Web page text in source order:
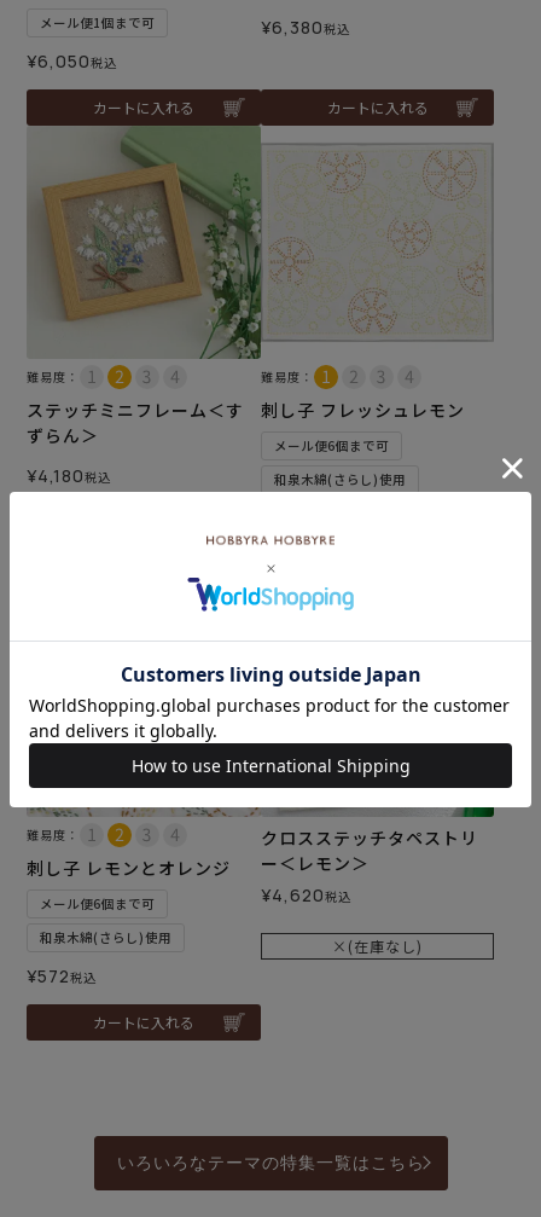
メール便1個まで可
¥6,050税込
カートに入れる
¥6,380税込
カートに入れる
難易度：
ステッチミニフレーム＜す
ずらん＞
¥4,180税込
難易度：
刺し子 フレッシュレモン
メール便6個まで可
和泉木綿(さらし)使用
難易度：
刺し子 レモンとオレンジ
メール便6個まで可
和泉木綿(さらし)使用
¥572税込
カートに入れる
クロスステッチタペストリ
ー＜レモン＞
¥4,620税込
×(在庫なし)
いろいろなテーマの特集一覧はこちら